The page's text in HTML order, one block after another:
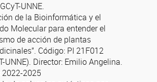
UNNE.
de la Bioinformática y el
Molecular para entender el
de acción de plantas
Código: PI 21F012
UNNE). Director: Emilio Angelina.
2022-2025